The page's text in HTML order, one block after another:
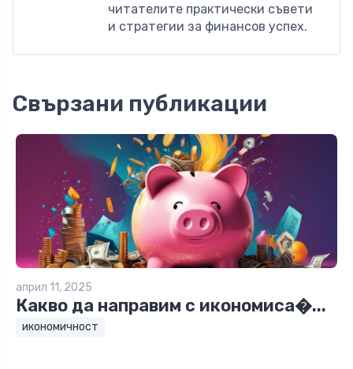
читателите практически съвети
и стратегии за финансов успех.
Свързани публикации
април 11, 2025
Какво да направим с икономиса�...
икономичност